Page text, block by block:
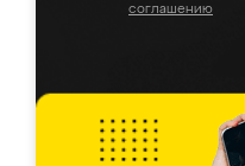
соглашению